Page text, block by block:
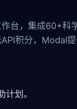
台，集成60+科
积分，Modal
划。